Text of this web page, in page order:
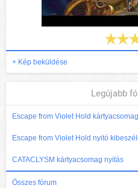
+ Kép beküldése
Legújabb
Escape from Violet Hold
Escape from Violet Hold nyitó
CATACLYSM kártyacsomag nyitás
Összes fórum